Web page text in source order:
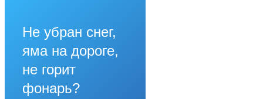
Не убран снег,
яма на дороге,
не горит
фонарь?